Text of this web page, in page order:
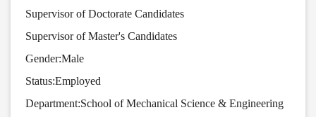
Supervisor of Doctorate Candidates
Supervisor of Master's Candidates
Gender:Male
Status:Employed
Department:School of Mechanical Science & Engineering